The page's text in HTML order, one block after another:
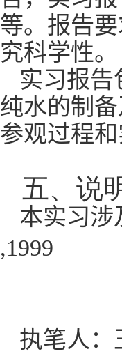
等。报告
究科学性。
实习报告
纯水的制
参观过程和
五、说
本实习涉
,1999
执笔人